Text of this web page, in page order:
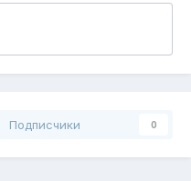
Подписчики 0